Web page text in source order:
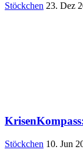
Stöckchen 23. Dez
Stöckchen 10. Jun